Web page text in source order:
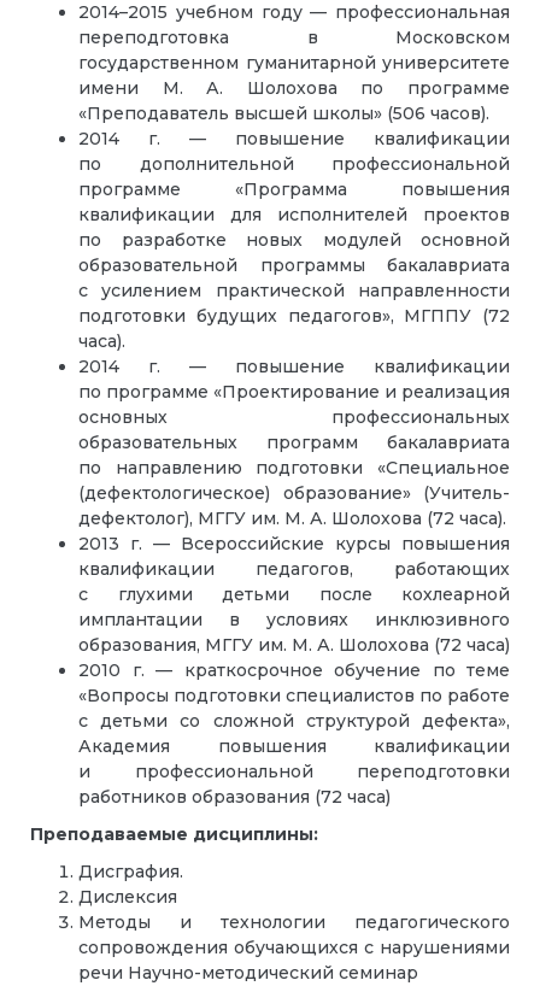
2014–2015 учебном году — профессиональная
переподготовка в Московском
государственном гуманитарной университете
имени М. А. Шолохова по программе
«Преподаватель высшей школы» (506 часов).
2014 г. — повышение квалификации
по дополнительной профессиональной
программе «Программа повышения
квалификации для исполнителей проектов
по разработке новых модулей основной
образовательной программы бакалавриата
с усилением практической направленности
подготовки будущих педагогов», МГППУ (72
часа).
2014 г. — повышение квалификации
по программе «Проектирование и реализация
основных профессиональных
образовательных программ бакалавриата
по направлению подготовки «Специальное
(дефектологическое) образование» (Учитель-
дефектолог), МГГУ им. М. А. Шолохова (72 часа).
2013 г. — Всероссийские курсы повышения
квалификации педагогов, работающих
с глухими детьми после кохлеарной
имплантации в условиях инклюзивного
образования, МГГУ им. М. А. Шолохова (72 часа)
2010 г. — краткосрочное обучение по теме
«Вопросы подготовки специалистов по работе
с детьми со сложной структурой дефекта»,
Академия повышения квалификации
и профессиональной переподготовки
работников образования (72 часа)
Преподаваемые дисциплины:
Дисграфия.
Дислексия
Методы и технологии педагогического
сопровождения обучающихся с нарушениями
речи Научно-методический семинар